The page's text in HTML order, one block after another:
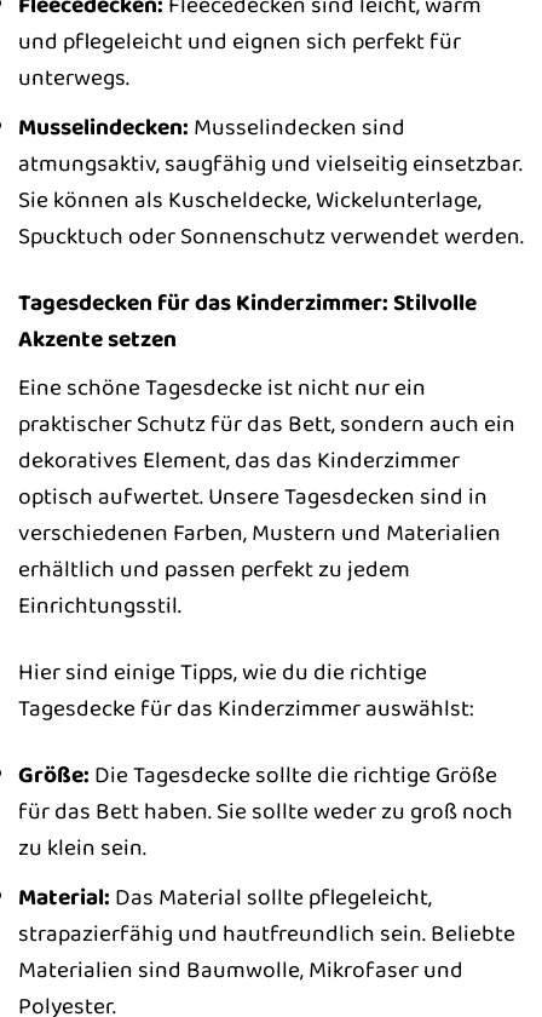
und pflegeleicht und eignen sich perfekt für
unterwegs.
Musselindecken: Musselindecken sind
atmungsaktiv, saugfähig und vielseitig einsetzbar.
Sie können als Kuscheldecke, Wickelunterlage,
Spucktuch oder Sonnenschutz verwendet werden.
Tagesdecken für das Kinderzimmer: Stilvolle
Akzente setzen
Eine schöne Tagesdecke ist nicht nur ein
praktischer Schutz für das Bett, sondern auch ein
dekoratives Element, das das Kinderzimmer
optisch aufwertet. Unsere Tagesdecken sind in
verschiedenen Farben, Mustern und Materialien
erhältlich und passen perfekt zu jedem
Einrichtungsstil.
Hier sind einige Tipps, wie du die richtige
Tagesdecke für das Kinderzimmer auswählst:
Größe: Die Tagesdecke sollte die richtige Größe
für das Bett haben. Sie sollte weder zu groß noch
zu klein sein.
Material: Das Material sollte pflegeleicht,
strapazierfähig und hautfreundlich sein. Beliebte
Materialien sind Baumwolle, Mikrofaser und
Polyester.